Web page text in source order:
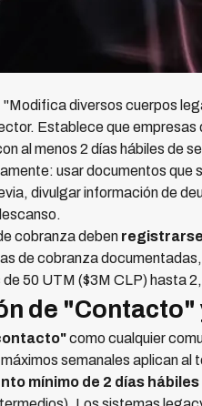
"Modifica diversos cuerpos
Establece que
al menos 2 días hábiles de
usar documentos que
divulgar información de
cobranza deben
de cobranza
de 50 UTM ($3M CLP) hasta
de "Contacto"
como cualquier
semanales aplican al
mínimo de 2 días hábiles